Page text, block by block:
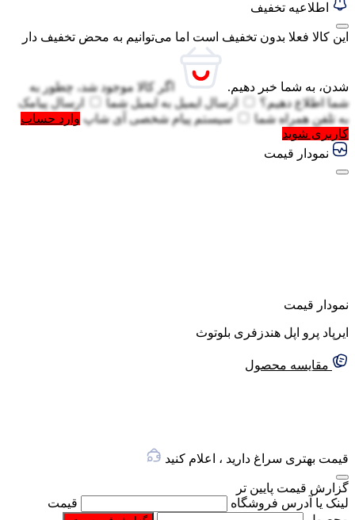
اطلاعیه تخفیف
این کالا فعلا بدون تخفیف است اما می‌توانیم به محض تخفیف دار
شدن، به شما خبر دهیم.
اگر کالا موجود شد، چطور به
شما اطلاع دهیم؟
ارسال ایمیل به ایمیل شما
ارسال پیامک
به تلفن همراه شما سیستم پیام شخصی آی شاپ وارد حساب
کاربری شوید
نمودار قیمت
نمودار قیمت
ایرپاد پرو اپل هندزفری بلوتوث
مقایسه محصول
قیمت بهتری سراغ دارید ، اعلام کنید
گزارش قیمت پایین تر
لینک یا آدرس فروشگاه
قیمت
گفتگو با غرفه‌دار